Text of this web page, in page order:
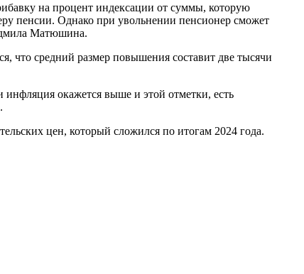
на процент индексации от суммы, которую
пенсии. Однако при увольнении пенсионер сможет
Матюшина.
что средний размер повышения составит две тысячи
окажется выше и этой отметки, есть
цен, который сложился по итогам 2024 года.